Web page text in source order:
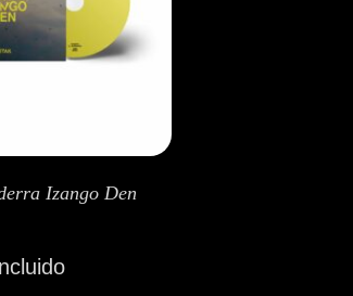
Izango Den